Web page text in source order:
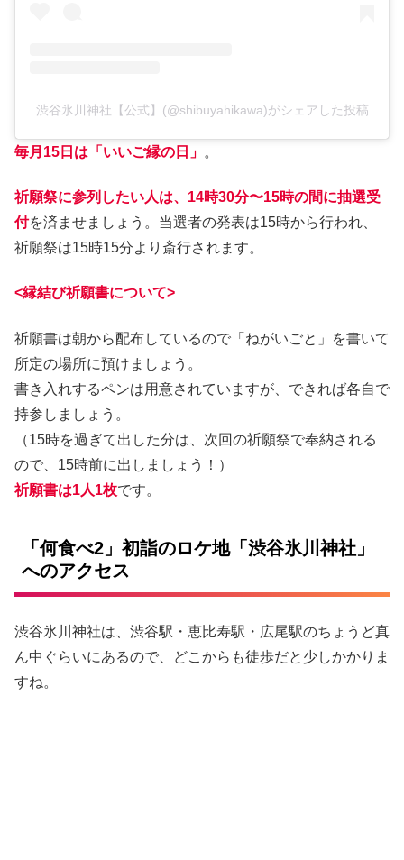
渋谷氷川神社【公式】(@shibuyahikawa)がシェアした投稿
毎月15日は「いいご縁の日」 。
祈願祭に参列したい人は、14時30分〜15時の間に抽選受
付を済ませましょう。当選者の発表は15時から行われ、
祈願祭は15時15分より斎行されます。
<縁結び祈願書について>
祈願書は朝から配布しているので「ねがいごと」を書いて
所定の場所に預けましょう。
書き入れするペンは用意されていますが、できれば各自で
持参しましょう。
（15時を過ぎて出した分は、次回の祈願祭で奉納される
ので、15時前に出しましょう！）
祈願書は1人1枚です。
「何食べ2」初詣のロケ地「渋谷氷川神社」
へのアクセス
渋谷氷川神社は、渋谷駅・恵比寿駅・広尾駅のちょうど真
ん中ぐらいにあるので、どこからも徒歩だと少しかかりま
すね。